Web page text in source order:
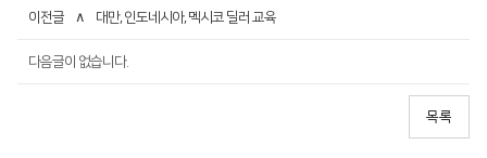
이전글 ∧ 대만, 인도네시아, 멕시코 딜러 교육
다음글이 없습니다.